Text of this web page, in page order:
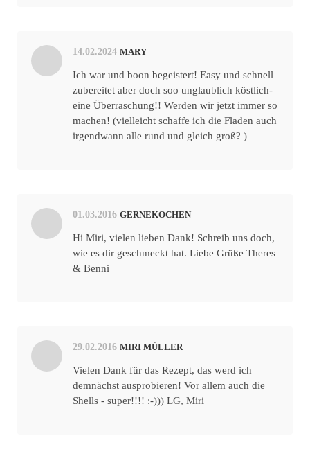
14.02.2024 MARY
Ich war und boon begeistert! Easy und schnell
zubereitet aber doch soo unglaublich köstlich-
eine Überraschung!! Werden wir jetzt immer so
machen! (vielleicht schaffe ich die Fladen auch
irgendwann alle rund und gleich groß? )
01.03.2016 GERNEKOCHEN
Hi Miri, vielen lieben Dank! Schreib uns doch,
wie es dir geschmeckt hat. Liebe Grüße Theres
& Benni
29.02.2016 MIRI MÜLLER
Vielen Dank für das Rezept, das werd ich
demnächst ausprobieren! Vor allem auch die
Shells - super!!!! :-))) LG, Miri